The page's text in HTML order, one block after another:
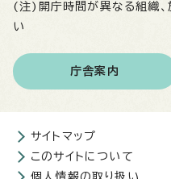
(注)開庁時間が異なる組織、
い
庁舎案内
サイトマップ
このサイトについて
個人情報の取り扱い